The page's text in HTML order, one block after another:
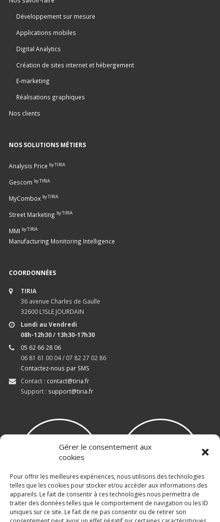
Gérer le consentement aux
cookies
Pour offrir les meilleures expériences, nous utilisons des technologies
telles que les cookies pour stocker et/ou accéder aux informations des
appareils. Le fait de consentir à ces technologies nous permettra de
traiter des données telles que le comportement de navigation ou les ID
uniques sur ce site. Le fait de ne pas consentir ou de retirer son
Développement sur mesure
Applications mobiles
Digital Analytics
Création de sites internet et hébergement
E-marketing
Réalisations graphiques
Nos clients
NOS SOLUTIONS MÉTIERS
Analysis Price by TIRIA
Gescom by TIRIA
MyCombox by TIRIA
Street Marketing by TIRIA
MMI by TIRIA
Manufacturing Monitoring Intelligence
COORDONNÉES
TIRIA
36 avenue Charles de Gaulle
32600 L’ISLE JOURDAIN
Lundi au Vendredi
08h-12h30 / 13h30-17h30
05 62 66 28 06
06 81 61 00 04 / 07 82 27 02 86
Contactez-nous par SMS
Contact : contact@tiria.fr
Support : support@tiria.fr